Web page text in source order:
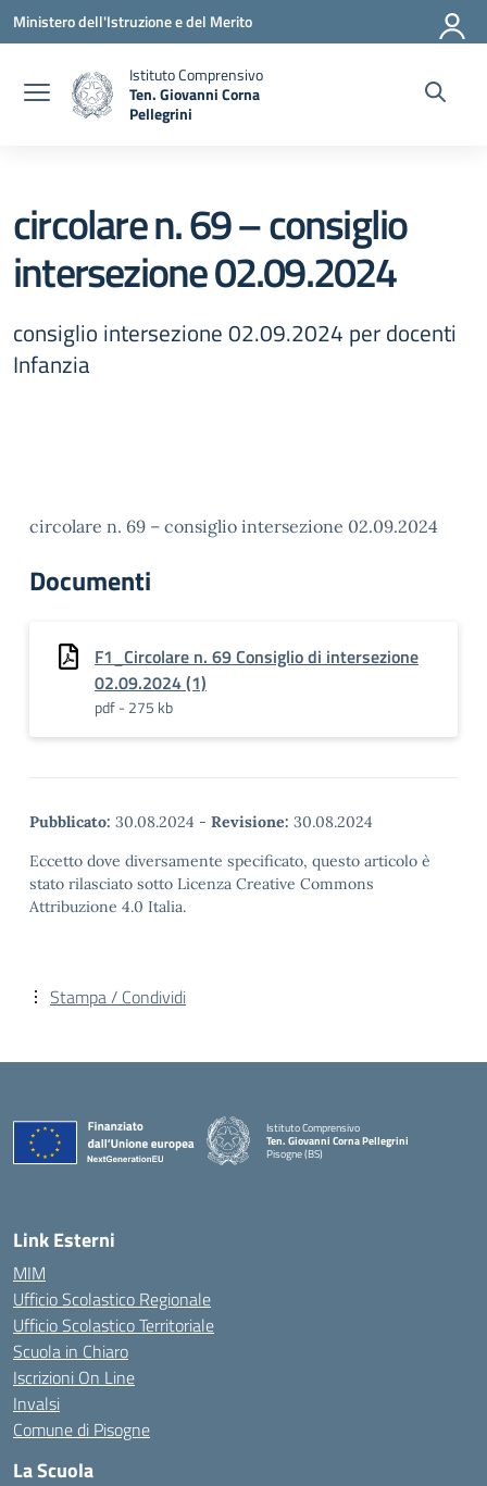
Vai ai contenuti
Vai al menu di navigazione
Vai al footer
Ministero dell'Istruzione e del Merito
Istituto Comprensivo
Ten. Giovanni Corna
Pellegrini
circolare n. 69 – consiglio
intersezione 02.09.2024
consiglio intersezione 02.09.2024 per docenti
Infanzia
circolare n. 69 – consiglio intersezione 02.09.2024
Documenti
F1_Circolare n. 69 Consiglio di intersezione
02.09.2024 (1)
pdf - 275 kb
Pubblicato: 30.08.2024 - Revisione: 30.08.2024
Eccetto dove diversamente specificato, questo articolo è
stato rilasciato sotto Licenza Creative Commons
Attribuzione 4.0 Italia.
Stampa / Condividi
Istituto Comprensivo
Ten. Giovanni Corna Pellegrini
Pisogne (BS)
— Visita la pagina iniziale della scuola
Link Esterni
MIM
Ufficio Scolastico Regionale
Ufficio Scolastico Territoriale
Scuola in Chiaro
Iscrizioni On Line
Invalsi
Comune di Pisogne
La Scuola